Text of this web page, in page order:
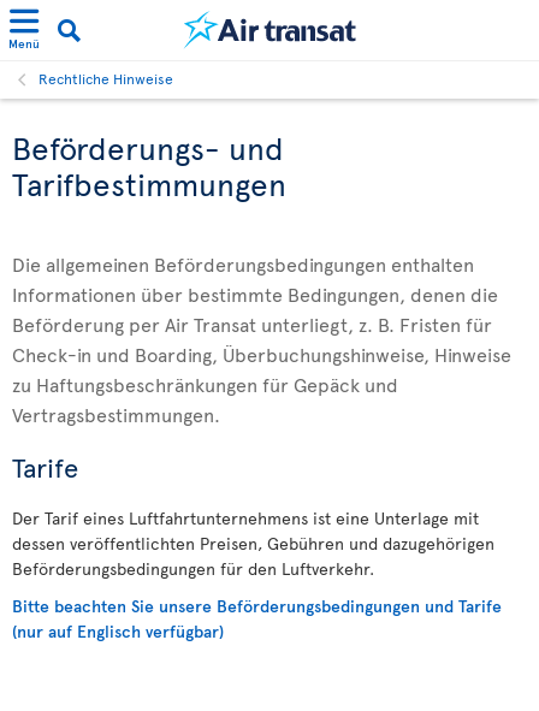
Menü
Rechtliche Hinweise
Beförderungs- und
Tarifbestimmungen
Die allgemeinen Beförderungsbedingungen enthalten
Informationen über bestimmte Bedingungen, denen die
Beförderung per Air Transat unterliegt, z. B. Fristen für
Check-in und Boarding, Überbuchungshinweise, Hinweise
zu Haftungsbeschränkungen für Gepäck und
Vertragsbestimmungen.
Tarife
Der Tarif eines Luftfahrtunternehmens ist eine Unterlage mit
dessen veröffentlichten Preisen, Gebühren und dazugehörigen
Beförderungsbedingungen für den Luftverkehr.
Bitte beachten Sie unsere Beförderungsbedingungen und Tarife
(nur auf Englisch verfügbar)